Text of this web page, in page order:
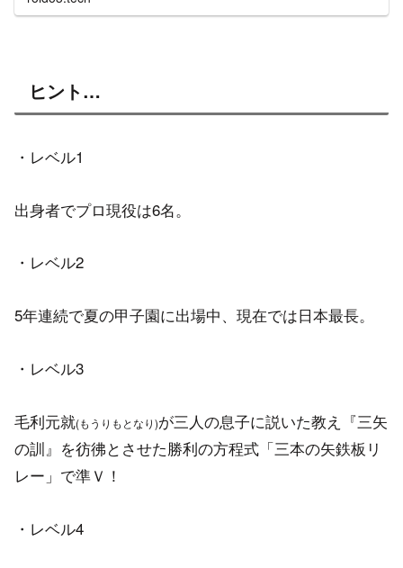
ヒント…
・レベル1
出身者でプロ現役は6名。
・レベル2
5年連続で夏の甲子園に出場中、現在では日本最長。
・レベル3
毛利元就(もうりもとなり)が三人の息子に説いた教え『三矢
の訓』を彷彿とさせた勝利の方程式「三本の矢鉄板リ
レー」で準Ｖ！
・レベル4